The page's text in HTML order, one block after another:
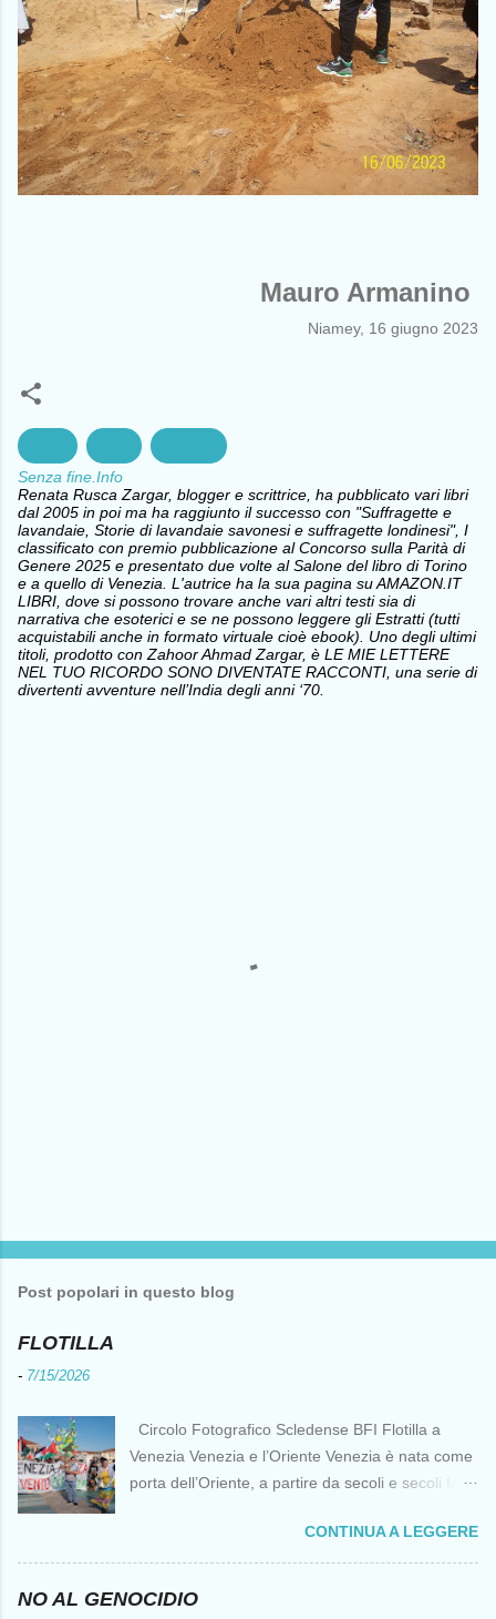
Mauro Armanino
Niamey, 16 giugno 2023
Senza fine.Info
Renata Rusca Zargar, blogger e scrittrice, ha pubblicato vari libri
dal 2005 in poi ma ha raggiunto il successo con "Suffragette e
lavandaie, Storie di lavandaie savonesi e suffragette londinesi", I
classificato con premio pubblicazione al Concorso sulla Parità di
Genere 2025 e presentato due volte al Salone del libro di Torino
e a quello di Venezia. L'autrice ha la sua pagina su AMAZON.IT
LIBRI, dove si possono trovare anche vari altri testi sia di
narrativa che esoterici e se ne possono leggere gli Estratti (tutti
acquistabili anche in formato virtuale cioè ebook). Uno degli ultimi
titoli, prodotto con Zahoor Ahmad Zargar, è LE MIE LETTERE
NEL TUO RICORDO SONO DIVENTATE RACCONTI, una serie di
divertenti avventure nell’India degli anni ‘70.
Post popolari in questo blog
FLOTILLA
- 7/15/2026
Circolo Fotografico Scledense BFI Flotilla a
Venezia Venezia e l’Oriente Venezia è nata come
porta dell’Oriente, a partire da secoli e secoli fa ai
di cantierizzazione veneziane divennero preziose
per tutti i crociati diretti a Gerusalemme. Proprio
le crociate fornirono ai veneziani l’occasione per
CONTINUA A LEGGERE
NO AL GENOCIDIO